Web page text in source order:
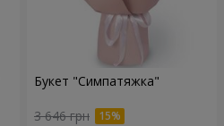
Букет "Симпатяжка"
3 646 грн